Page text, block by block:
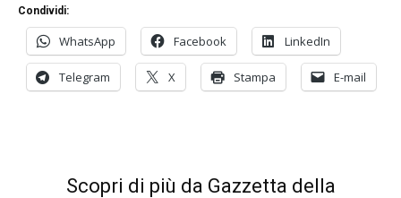
Condividi:
WhatsApp Facebook LinkedIn
Telegram X Stampa E-mail
Scopri di più da Gazzetta della